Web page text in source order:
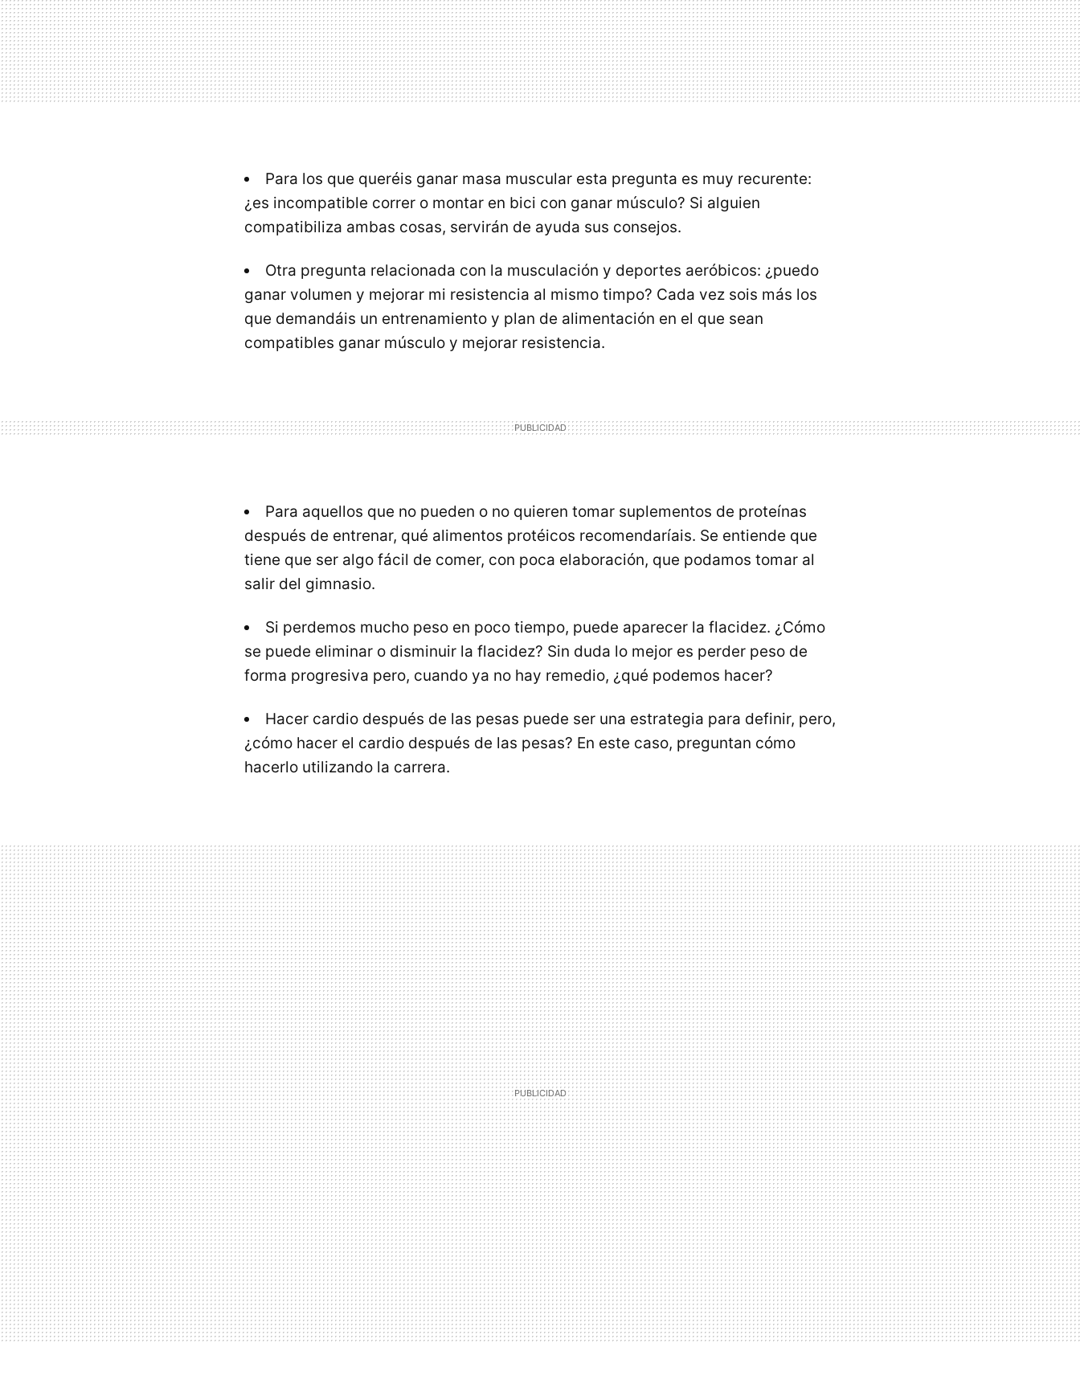
Para los que queréis ganar masa muscular esta pregunta es muy recurente:
¿es incompatible correr o montar en bici con ganar músculo? Si alguien
compatibiliza ambas cosas, servirán de ayuda sus consejos.
Otra pregunta relacionada con la musculación y deportes aeróbicos: ¿puedo
ganar volumen y mejorar mi resistencia al mismo timpo? Cada vez sois más los
que demandáis un entrenamiento y plan de alimentación en el que sean
compatibles ganar músculo y mejorar resistencia.
Para aquellos que no pueden o no quieren tomar suplementos de proteínas
después de entrenar, qué alimentos protéicos recomendaríais. Se entiende que
tiene que ser algo fácil de comer, con poca elaboración, que podamos tomar al
salir del gimnasio.
Si perdemos mucho peso en poco tiempo, puede aparecer la flacidez. ¿Cómo
se puede eliminar o disminuir la flacidez? Sin duda lo mejor es perder peso de
forma progresiva pero, cuando ya no hay remedio, ¿qué podemos hacer?
Hacer cardio después de las pesas puede ser una estrategia para definir, pero,
¿cómo hacer el cardio después de las pesas? En este caso, preguntan cómo
hacerlo utilizando la carrera.